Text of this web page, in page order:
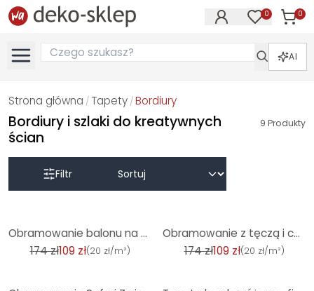
0 0
AI
Strona główna / Tapety /Bordiury
Bordiury i szlaki do kreatywnych
ścian
9 Produkty
Filtr
Obramowanie balonu na ogrzane powietrze Różowy Niebieski Beżowy - Obramowanie pokoju dziecięcego z p
174 zł109 zł(20 zł/m²)
Obramowanie z tęczą i chmurami w kolorze niebieskim - Obramowanie pokoju dziecięcego z ptakami
174 zł109 zł(20 zł/m²)